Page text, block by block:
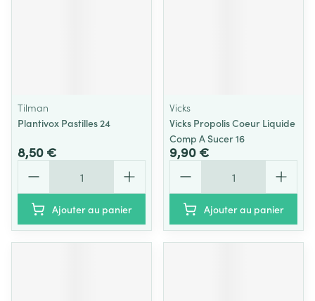
Tilman
Plantivox Pastilles 24
8,50 €
Ajouter au panier
Vicks
Vicks Propolis Coeur Liquide
Comp A Sucer 16
9,90 €
Ajouter au panier